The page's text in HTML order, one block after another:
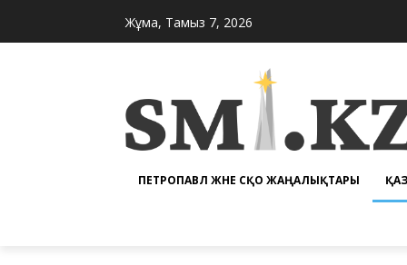
Жұма, Тамыз 7, 2026
ПЕТРОПАВЛ ЖӘНЕ СҚО ЖАҢАЛЫҚТАРЫ